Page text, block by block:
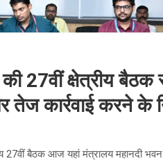
की 27वीं क्षेत्रीय
कार्रवाई करने के
27वीं बैठक आज यहां मंत्रालय महानदी